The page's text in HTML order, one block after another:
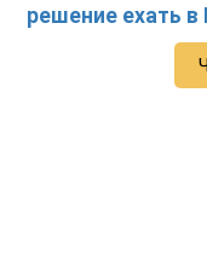
решение ехать в